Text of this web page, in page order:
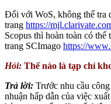
Đối với WoS, không thể tra
trang https://
Scopus thì hoàn toàn có
trang SCImago https://
Hỏi: Thế nào là tạp chí
Trả lời: Trước nhu cầu
nhuận hấp dẫn của việc